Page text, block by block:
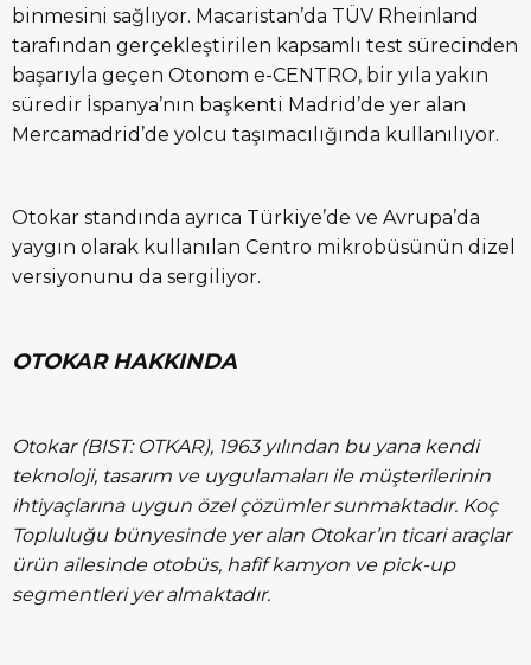
binmesini sağlıyor. Macaristan’da TÜV Rheinland
tarafından gerçekleştirilen kapsamlı test sürecinden
başarıyla geçen Otonom e-CENTRO, bir yıla yakın
süredir İspanya’nın başkenti Madrid’de yer alan
Mercamadrid’de yolcu taşımacılığında kullanılıyor.
Otokar standında ayrıca Türkiye’de ve Avrupa’da
yaygın olarak kullanılan Centro mikrobüsünün dizel
versiyonunu da sergiliyor.
OTOKAR HAKKINDA
Otokar (BIST: OTKAR), 1963 yılından bu yana kendi
teknoloji, tasarım ve uygulamaları ile müşterilerinin
ihtiyaçlarına uygun özel çözümler sunmaktadır. Koç
Topluluğu bünyesinde yer alan Otokar’ın ticari araçlar
ürün ailesinde otobüs, hafif kamyon ve pick-up
segmentleri yer almaktadır.